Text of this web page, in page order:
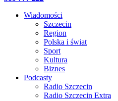
Wiadomości
Szczecin
Region
Polska i świat
Sport
Kultura
Biznes
Podcasty
Radio Szczecin
Radio Szczecin Extra